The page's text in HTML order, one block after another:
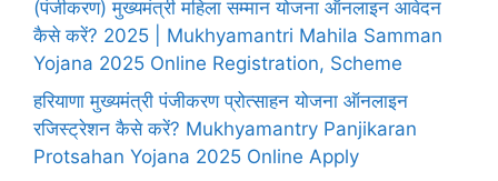
(पंजीकरण) मुख्यमंत्री महिला सम्मान योजना ऑनलाइन आवेदन
कैसे करें? 2025 | Mukhyamantri Mahila Samman
Yojana 2025 Online Registration, Scheme
हरियाणा मुख्यमंत्री पंजीकरण प्रोत्साहन योजना ऑनलाइन
रजिस्ट्रेशन कैसे करें? Mukhyamantry Panjikaran
Protsahan Yojana 2025 Online Apply